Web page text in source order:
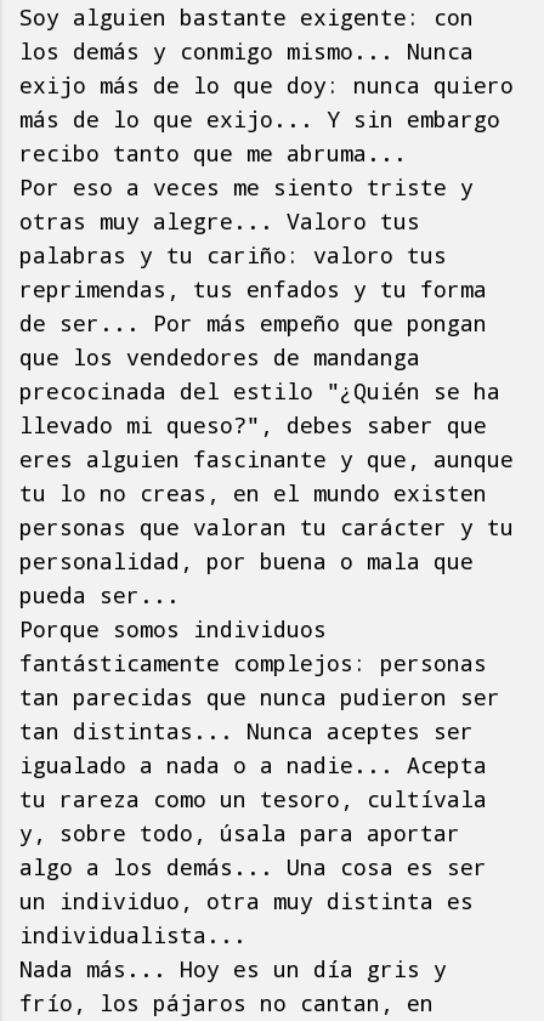
Soy alguien bastante exigente: con
los demás y conmigo mismo... Nunca
exijo más de lo que doy: nunca quiero
más de lo que exijo... Y sin embargo
recibo tanto que me abruma...
Por eso a veces me siento triste y
otras muy alegre... Valoro tus
palabras y tu cariño: valoro tus
reprimendas, tus enfados y tu forma
de ser... Por más empeño que pongan
que los vendedores de mandanga
precocinada del estilo "¿Quién se ha
llevado mi queso?", debes saber que
eres alguien fascinante y que, aunque
tu lo no creas, en el mundo existen
personas que valoran tu carácter y tu
personalidad, por buena o mala que
pueda ser...
Porque somos individuos
fantásticamente complejos: personas
tan parecidas que nunca pudieron ser
tan distintas... Nunca aceptes ser
igualado a nada o a nadie... Acepta
tu rareza como un tesoro, cultívala
y, sobre todo, úsala para aportar
algo a los demás... Una cosa es ser
un individuo, otra muy distinta es
individualista...
Nada más... Hoy es un día gris y
frío, los pájaros no cantan, en